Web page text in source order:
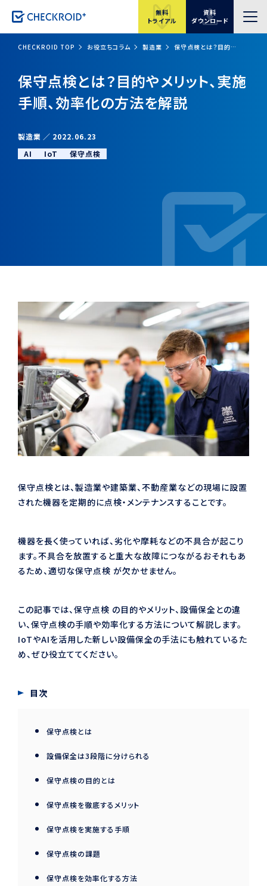
無料
トライアル
資料
ダウンロード
CHECKROID TOP お役立ちコラム 製造業 保守点検とは？目的やメリット、実施手順、効率化の方法を解説
保守点検とは？目的やメリット、実施
手順、効率化の方法を解説
製造業
2022.06.23
AI
IoT 保守点検
保守点検とは、製造業や建築業、不動産業などの現場に設置
された機器を定期的に点検・メンテナンスすることです。
機器を長く使っていれば、劣化や摩耗などの不具合が起こり
ます。不具合を放置すると重大な故障につながるおそれもあ
るため、適切な保守点検 が欠かせません。
この記事では、保守点検 の目的やメリット、設備保全との違
い、保守点検の手順や効率化する方法について解説します。
IoTやAIを活用した新しい設備保全の手法にも触れているた
め、ぜひ役立ててください。
目次
保守点検とは
設備保全は3段階に分けられる
保守点検の目的とは
保守点検を徹底するメリット
保守点検を実施する手順
保守点検の課題
保守点検を効率化する方法